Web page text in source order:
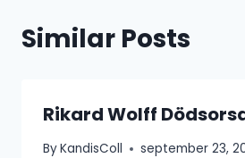
Similar Posts
Rikard Wolff
ByKandisColl september 23,